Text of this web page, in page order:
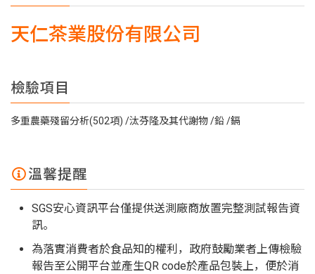
天仁茶業股份有限公司
檢驗項目
多重農藥殘留分析(502項) 汰芬隆及其代謝物 鉛 鎘
溫馨提醒
SGS安心資訊平台僅提供送測廠商放置完整測試報告資
訊。
為落實消費者於食品知的權利，政府鼓勵業者上傳檢驗
報告至公開平台並產生QR code於產品包裝上，便於消